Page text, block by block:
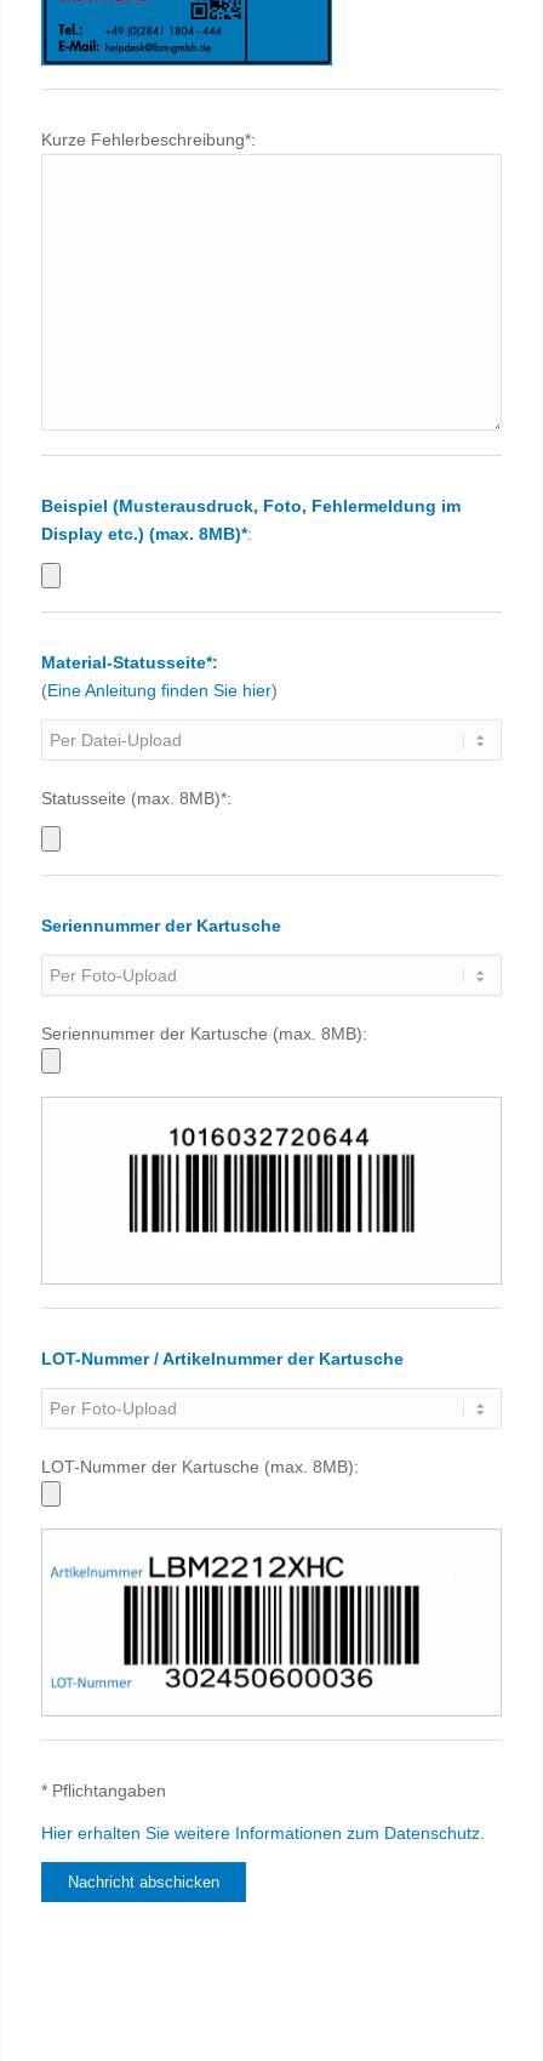
Kurze Fehlerbeschreibung*:
Beispiel (Musterausdruck, Foto, Fehlermeldung im
Display etc.) (max. 8MB)*:
Material-Statusseite*:
(Eine Anleitung finden Sie hier)
Statusseite (max. 8MB)*:
Seriennummer der Kartusche
Seriennummer der Kartusche (max. 8MB):
LOT-Nummer / Artikelnummer der Kartusche
LOT-Nummer der Kartusche (max. 8MB):
* Pflichtangaben
Hier erhalten Sie weitere Informationen zum Datenschutz.